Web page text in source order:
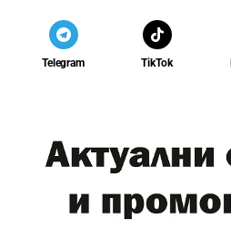
Telegram TikTok